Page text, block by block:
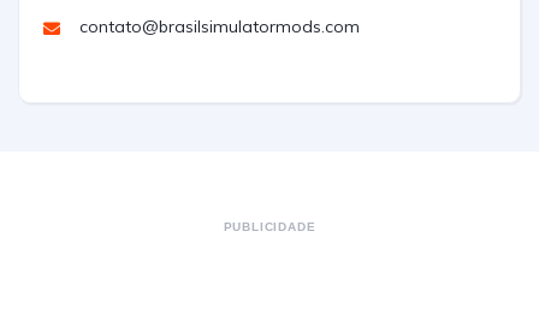
contato@brasilsimulatormods.com
PUBLICIDADE